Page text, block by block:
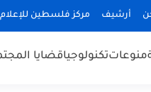
أرشيف مركز فلسطين للإعلام
منوعاتتكنولوجياقضايا